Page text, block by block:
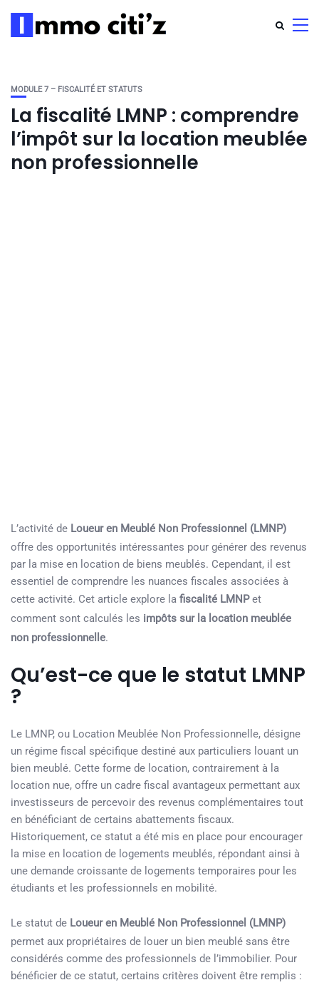
MODULE 7 – FISCALITÉ ET STATUTS
La fiscalité LMNP : comprendre
l’impôt sur la location meublée
non professionnelle
L’activité de Loueur en Meublé Non Professionnel (LMNP)
offre des opportunités intéressantes pour générer des revenus
par la mise en location de biens meublés. Cependant, il est
essentiel de comprendre les nuances fiscales associées à
cette activité. Cet article explore la fiscalité LMNPet
comment sont calculés les impôts sur la location meublée
non professionnelle.
Qu’est-ce que le statut LMNP
?
Le LMNP, ou Location Meublée Non Professionnelle, désigne
un régime fiscal spécifique destiné aux particuliers louant un
bien meublé. Cette forme de location, contrairement à la
location nue, offre un cadre fiscal avantageux permettant aux
investisseurs de percevoir des revenus complémentaires tout
en bénéficiant de certains abattements fiscaux.
Historiquement, ce statut a été mis en place pour encourager
la mise en location de logements meublés, répondant ainsi à
une demande croissante de logements temporaires pour les
étudiants et les professionnels en mobilité.
Le statut de Loueur en Meublé Non Professionnel (LMNP)
permet aux propriétaires de louer un bien meublé sans être
considérés comme des professionnels de l’immobilier. Pour
bénéficier de ce statut, certains critères doivent être remplis :